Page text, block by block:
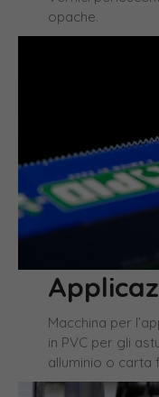
opache.
Macchina per
in PVC per gli
alluminio o carta